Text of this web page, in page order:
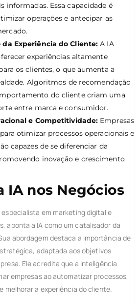
informadas. Essa capacidade é
operações e antecipar as
da Experiência do Cliente: A IA
experiências altamente
os clientes, o que aumenta a
Algoritmos de recomendação
do cliente criam uma
entre marca e consumidor.
e Competitividade: Empresas
otimizar processos operacionais e
capazes de se diferenciar da
inovação e crescimento
IA nos Negócios
especialista em marketing digital e
aponta a IA como um catalisador da
abordagem destaca a importância de
adaptada aos objetivos
Ele acredita que a inteligência
empresas ao automatizar processos,
melhorar a experiência do cliente.